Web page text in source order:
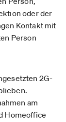
oder der
Kontakt mit
Person
2G-
am
Homeoffice